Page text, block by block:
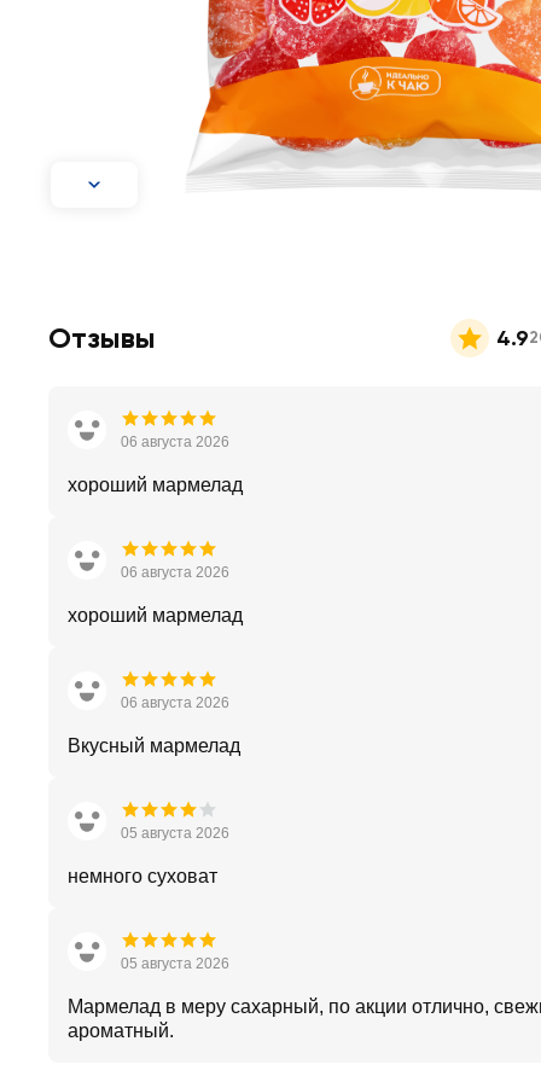
Отзывы 4.9
06 августа 2026
хороший мармелад
06 августа 2026
хороший мармелад
06 августа 2026
Вкусный мармелад
05 августа 2026
немного суховат
05 августа 2026
Мармелад в меру сахарный, по акции отлично,
ароматный.